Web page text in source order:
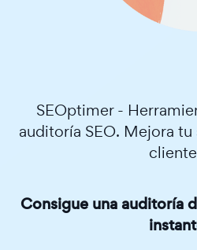
SEOptimer -
auditoría SEO. Mejora
Consigue una auditoría